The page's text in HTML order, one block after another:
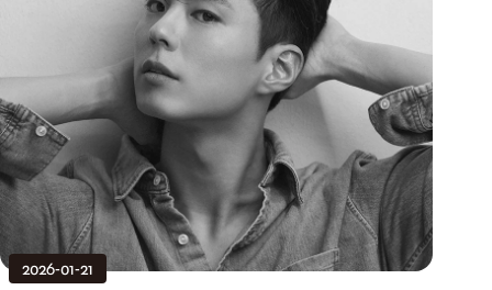
2026-01-21